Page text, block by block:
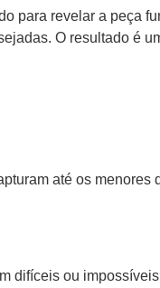
para revelar a peça
O resultado é
até os
difíceis ou